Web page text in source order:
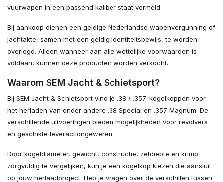
vuurwapen in een passend kaliber staat vermeld.
Bij aankoop dienen een geldige Nederlandse wapenvergunning of
jachtakte, samen met een geldig identiteitsbewijs, te worden
overlegd. Alleen wanneer aan alle wettelijke voorwaarden is
voldaan, kunnen deze producten worden verkocht.
Waarom SEM Jacht & Schietsport?
Bij SEM Jacht & Schietsport vind je .38 / .357-kogelkoppen voor
het herladen van onder andere .38 Special en .357 Magnum. De
verschillende uitvoeringen bieden mogelijkheden voor revolvers
en geschikte leveractiongeweren.
Door kogeldiameter, gewicht, constructie, zetdiepte en krimp
zorgvuldig te vergelijken, kun je een kogelkop kiezen die aansluit
op jouw herlaadproject. Heb je vragen over de verschillen tussen